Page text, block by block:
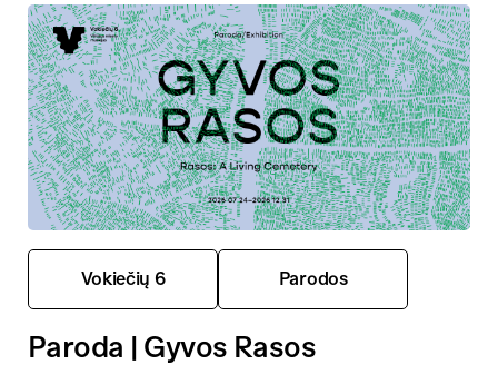
Vokiečių 6 Parodos
Paroda | Gyvos Rasos